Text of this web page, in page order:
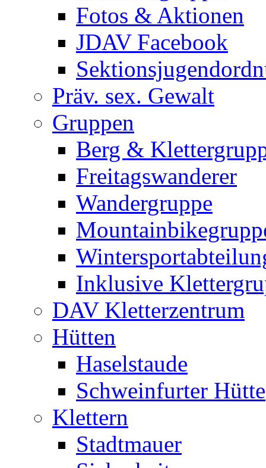
Fotos & Aktionen
JDAV Facebook
Präv. sex. Gewalt
Gruppen
Berg &
Freitagswanderer
Wandergruppe
Inklusive
DAV Kletterzentrum
Hütten
Haselstaude
Schweinfurter Hütte
Klettern
Stadtmauer